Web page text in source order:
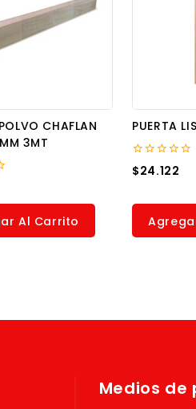
CHAFLAN
3MT
Al Carrito
PUERTA
0
out
$24.122
Medios de